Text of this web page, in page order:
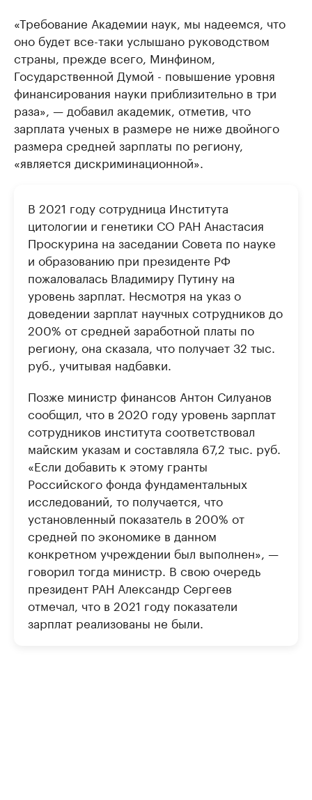
«Требование Академии наук, мы надеемся, что
оно будет все-таки услышано руководством
страны, прежде всего, Минфином,
Государственной Думой - повышение уровня
финансирования науки приблизительно в три
раза», — добавил академик, отметив, что
зарплата ученых в размере не ниже двойного
размера средней зарплаты по региону,
«является дискриминационной».
В 2021 году сотрудница Института
цитологии и генетики СО РАН Анастасия
Проскурина на заседании Совета по науке
и образованию при президенте РФ
пожаловалась Владимиру Путину на
уровень зарплат. Несмотря на указ о
доведении зарплат научных сотрудников до
200% от средней заработной платы по
региону, она сказала, что получает 32 тыс.
руб., учитывая надбавки.
Позже министр финансов Антон Силуанов
сообщил, что в 2020 году уровень зарплат
сотрудников института соответствовал
майским указам и составляла 67,2 тыс. руб.
«Если добавить к этому гранты
Российского фонда фундаментальных
исследований, то получается, что
установленный показатель в 200% от
средней по экономике в данном
конкретном учреждении был выполнен», —
говорил тогда министр. В свою очередь
президент РАН Александр Сергеев
отмечал, что в 2021 году показатели
зарплат реализованы не были.